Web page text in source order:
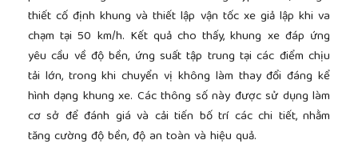
thiết cố định khung và thiết lập vận tốc xe giả lập khi va
chạm tại 50 km/h. Kết quả cho thấy, khung xe đáp ứng
yêu cầu về độ bền, ứng suất tập trung tại các điểm chịu
tải lớn, trong khi chuyển vị không làm thay đổi đáng kể
hình dạng khung xe. Các thông số này được sử dụng làm
cơ sở để đánh giá và cải tiến bố trí các chi tiết, nhằm
tăng cường độ bền, độ an toàn và hiệu quả.